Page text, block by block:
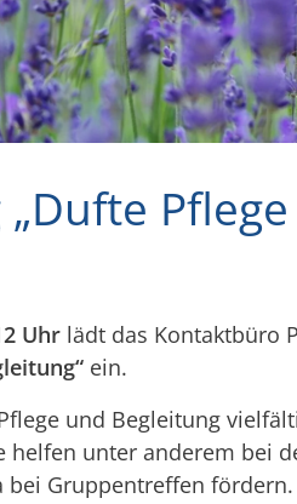
Uhr lädt das Kontaktbüro
ein.
und Begleitung
helfen unter anderem bei
Gruppentreffen fördern.